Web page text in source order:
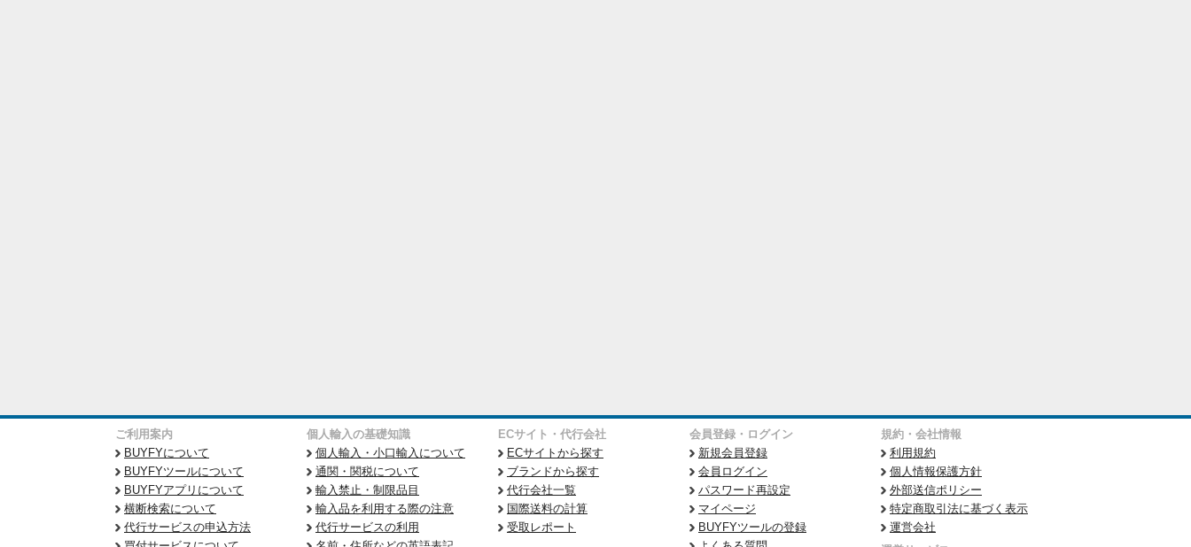
ご利用案内
BUYFYについて
BUYFYツールについて
BUYFYアプリについて
横断検索について
代行サービスの申込方法
個人輸入の基礎知識
個人輸入・小口輸入について
通関・関税について
輸入禁止・制限品目
輸入品を利用する際の注意
代行サービスの利用
ECサイト・代行会社
ECサイトから探す
ブランドから探す
代行会社一覧
国際送料の計算
受取レポート
会員登録・ログイン
新規会員登録
会員ログイン
パスワード再設定
マイページ
BUYFYツールの登録
規約・会社情報
利用規約
個人情報保護方針
外部送信ポリシー
特定商取引法に基づく表示
運営会社